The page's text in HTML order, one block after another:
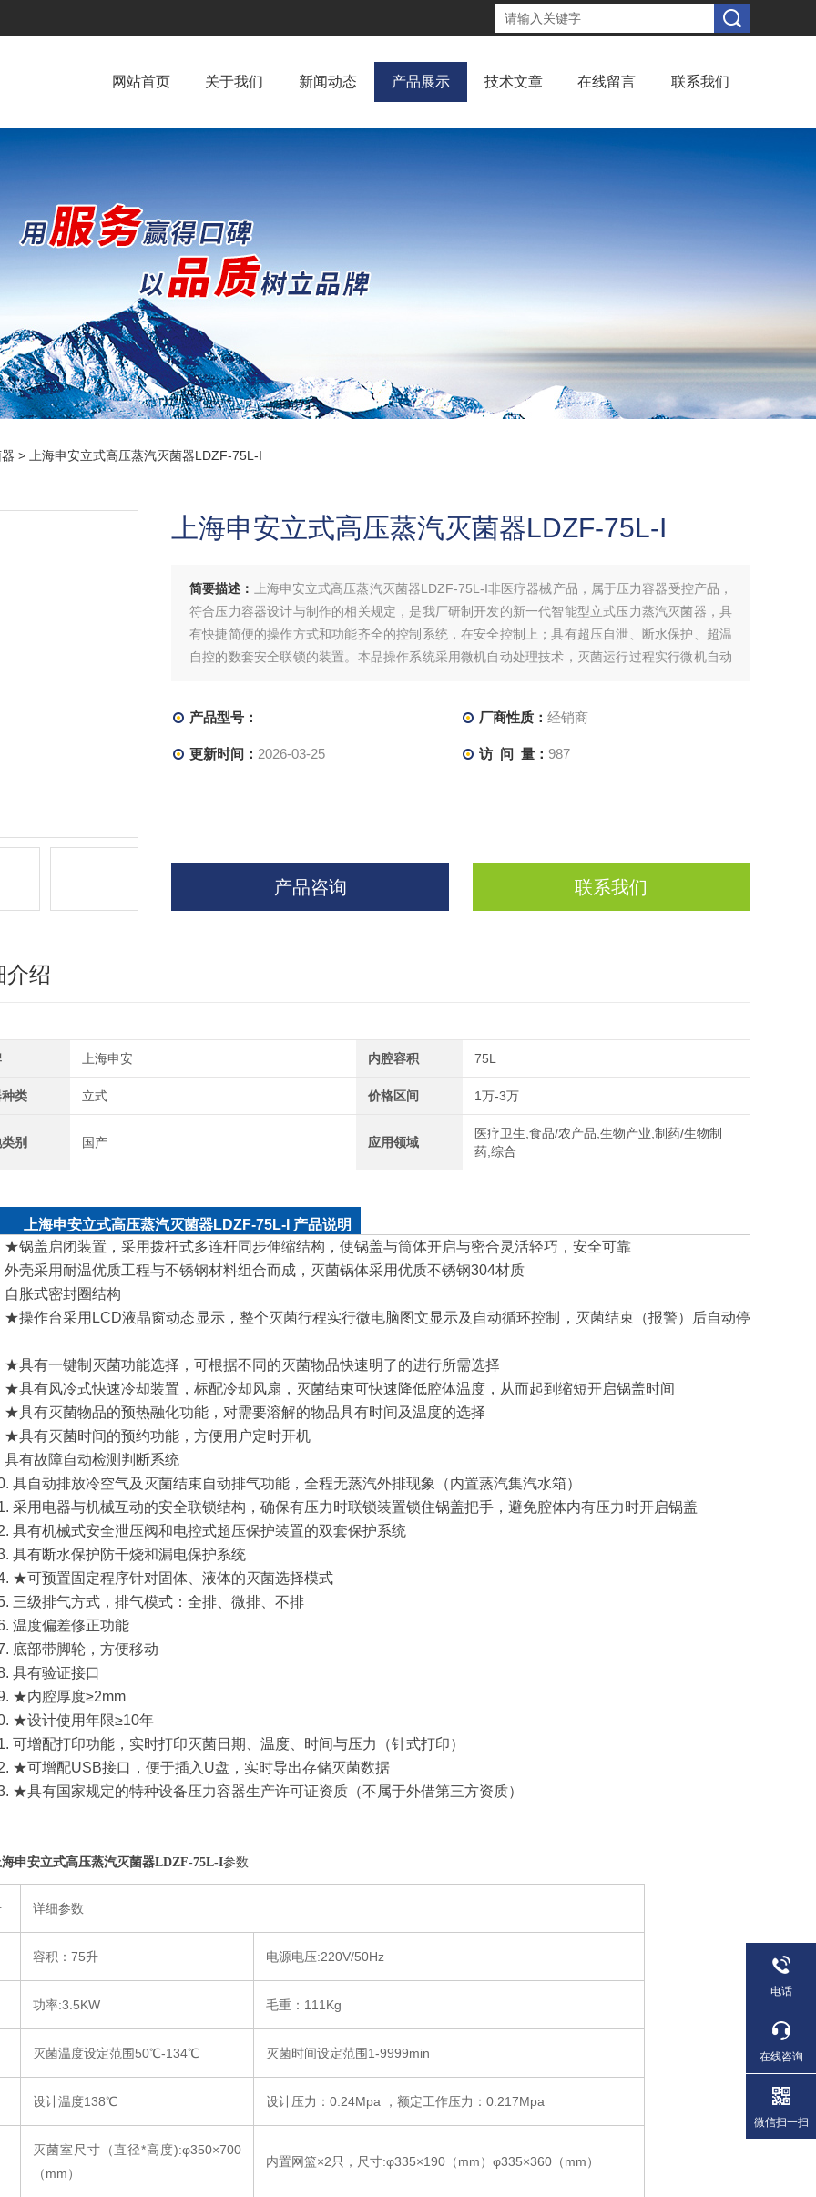
网站首页 关于我们 新闻动态 产品展示 技术文章 在线留言 联系我们
> 上海申安立式高压蒸汽灭菌器LDZF-75L-I
上海申安立式高压蒸汽灭菌器LDZF-75L-I
简要描述：
上海申安立式高压蒸汽灭菌器LDZF-75L-I非医疗器械产品，属于压力容器受控产品，
符合压力容器设计与制作的相关规定，是我厂研制开发的新一代智能型立式压力蒸汽灭菌器，具
有快捷简便的操作方式和功能齐全的控制系统，在安全控制上；具有超压自泄、断水保护、超温
自控的数套安全联锁的装置。本品操作系统采用微机自动处理技术，灭菌运行过程实行微机自动
产品型号： 厂商性质： 经销商
更新时间： 2026-03-25 访 问 量： 987
产品咨询 联系我们
介绍
上海申安 内腔容积 75L
类 立式 价格区间 1万-3万
别 国产 应用领域
医疗卫生,食品/农产品,生物产业,制药/生物制
药,综合
上海申安立式高压蒸汽灭菌器LDZF-75L-I 产品说明
★锅盖启闭装置，采用拨杆式多连杆同步伸缩结构，使锅盖与筒体开启与密合灵活轻巧，安全可靠
外壳采用耐温优质工程与不锈钢材料组合而成，灭菌锅体采用优质不锈钢304材质
自胀式密封圈结构
★操作台采用LCD液晶窗动态显示，整个灭菌行程实行微电脑图文显示及自动循环控制，灭菌结束（报警）后自动停
★具有一键制灭菌功能选择，可根据不同的灭菌物品快速明了的进行所需选择
★具有风冷式快速冷却装置，标配冷却风扇，灭菌结束可快速降低腔体温度，从而起到缩短开启锅盖时间
★具有灭菌物品的预热融化功能，对需要溶解的物品具有时间及温度的选择
★具有灭菌时间的预约功能，方便用户定时开机
具有故障自动检测判断系统
具自动排放冷空气及灭菌结束自动排气功能，全程无蒸汽外排现象（内置蒸汽集汽水箱）
采用电器与机械互动的安全联锁结构，确保有压力时联锁装置锁住锅盖把手，避免腔体内有压力时开启锅盖
具有机械式安全泄压阀和电控式超压保护装置的双套保护系统
具有断水保护防干烧和漏电保护系统
★可预置固定程序针对固体、液体的灭菌选择模式
三级排气方式，排气模式：全排、微排、不排
温度偏差修正功能
底部带脚轮，方便移动
具有验证接口
★内腔厚度≥2mm
★设计使用年限≥10年
可增配打印功能，实时打印灭菌日期、温度、时间与压力（针式打印）
★可增配USB接口，便于插入U盘，实时导出存储灭菌数据
★具有国家规定的特种设备压力容器生产许可证资质（不属于外借第三方资质）
申安立式高压蒸汽灭菌器LDZF-75L-I参数
详细参数
容积：75升 电源电压:220V/50Hz
功率:3.5KW 毛重：111Kg
灭菌温度设定范围50℃-134℃ 灭菌时间设定范围1-9999min
设计温度138℃ 设计压力：0.24Mpa ，额定工作压力：0.217Mpa
灭菌室尺寸（直径*高度):φ350×700
（mm）
内置网篮×2只，尺寸:φ335×190（mm）φ335×360（mm）
电话
在线咨询
微信扫一扫